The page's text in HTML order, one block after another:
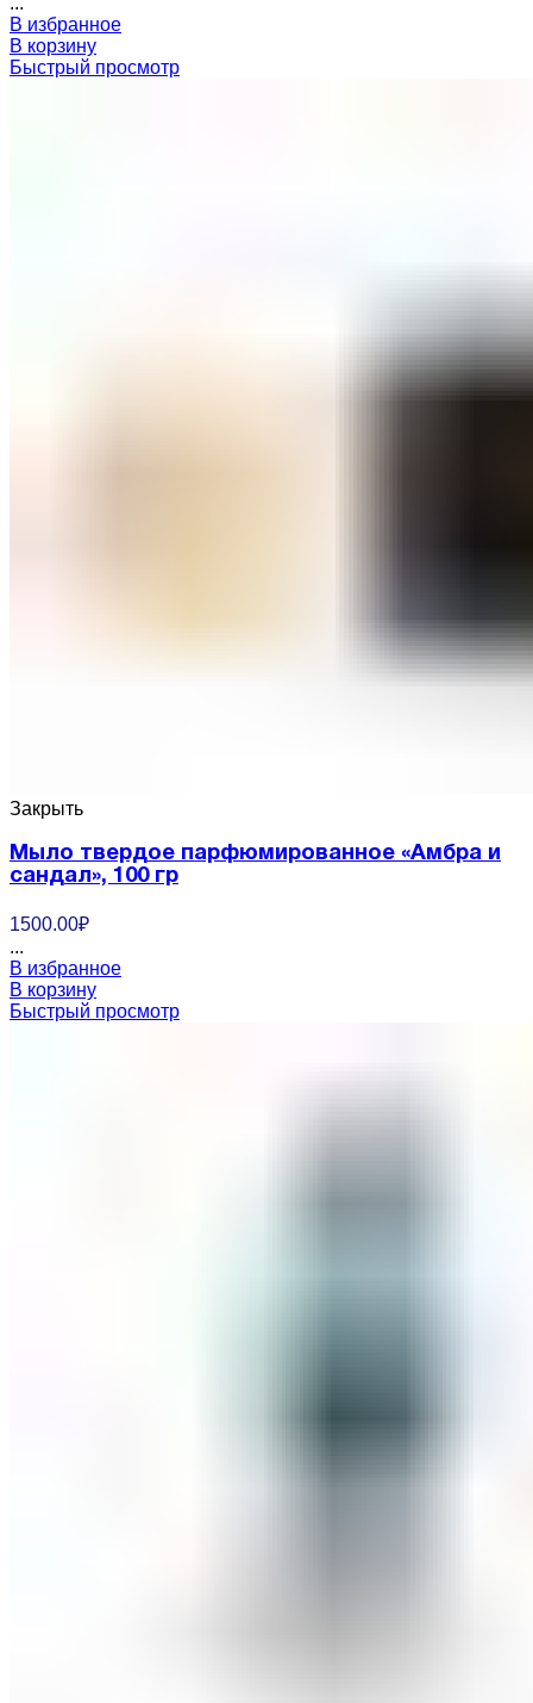
В избранное
В корзину
Быстрый просмотр
Закрыть
Мыло твердое парфюмированное «Амбра и
сандал», 100 гр
1500.00₽
...
В избранное
В корзину
Быстрый просмотр